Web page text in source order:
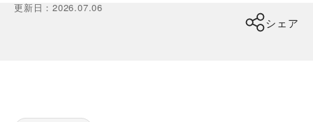
更新日 ：2026.07.06
シェア